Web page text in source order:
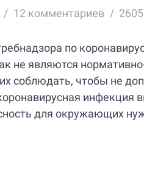
12 комментариев
по
не являются
соблюдать, чтобы не
инфекция
для окружающих